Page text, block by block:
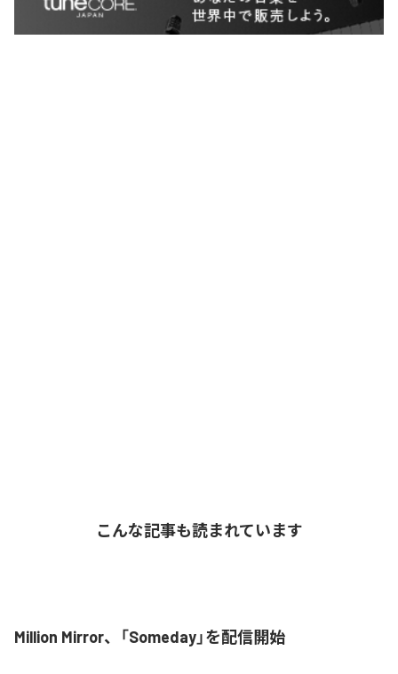
こんな記事も読まれています
Million Mirror、「Someday」を配信開始